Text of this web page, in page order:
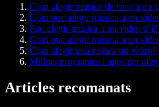
Com afegir música de fons a un
Com puc afegir música a un
Puc afegir música a un vídeo
Com puc afegir música a un
Com afegir una pista a un vídeo?
Millors programes i apps per
Articles recomanats